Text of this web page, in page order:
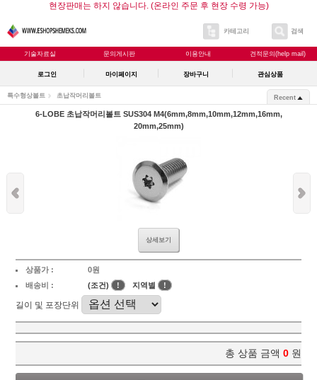
현장판매는 하지 않습니다. (온라인 주문 후 현장 수령 가능)
카테고리 검색
기술자료실 문의게시판 이용안내 견적문의(help mail)
로그인 마이페이지 장바구니 관심상품
특수형상볼트 초납작머리볼트 Recent
6-LOBE 초납작머리볼트 SUS304 M4(6mm,8mm,10mm,12mm,16mm,
20mm,25mm)
상세보기
상품가 :
0원
배송비 :
(조건) ! 지역별 !
길이 및 포장단위
총 상품 금액 0 원